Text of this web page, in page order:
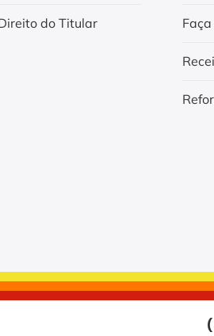
do Titular